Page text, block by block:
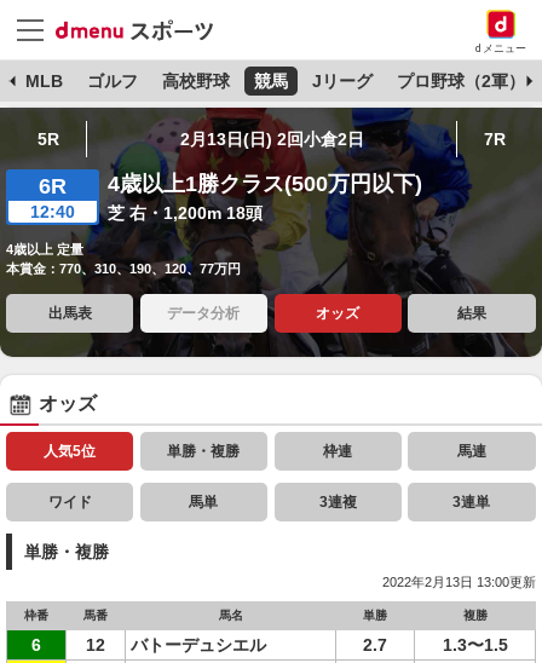
dメニュー
MLB ゴルフ 高校野球 競馬 Jリーグ プロ野球（2軍）
5R 2月13日(日) 2回小倉2日 7R
6R
12:40
4歳以上1勝クラス(500万円以下)
芝 右・1,200m 18頭
4歳以上 定量
本賞金：770、310、190、120、77万円
出馬表 データ分析 オッズ 結果
オッズ
人気5位 単勝・複勝 枠連 馬連
ワイド 馬単 3連複 3連単
単勝・複勝
2022年2月13日 13:00更新
枠番 馬番 馬名 単勝 複勝
6 12 バトーデュシエル 2.7
1.3〜1.5